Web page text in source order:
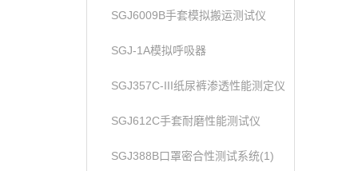
SGJ6009B手套模拟搬运测试仪
SGJ-1A模拟呼吸器
SGJ357C-III纸尿裤渗透性能测定仪
SGJ612C手套耐磨性能测试仪
SGJ388B口罩密合性测试系统(1)